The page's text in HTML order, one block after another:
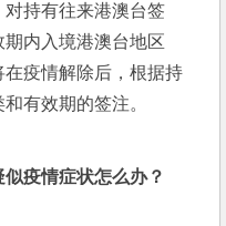
持有往来港澳台签
内入境港澳台地区
疫情解除后，根据持
有效期的签注。
疫情症状怎么办？